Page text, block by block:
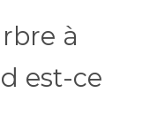
à
est-ce